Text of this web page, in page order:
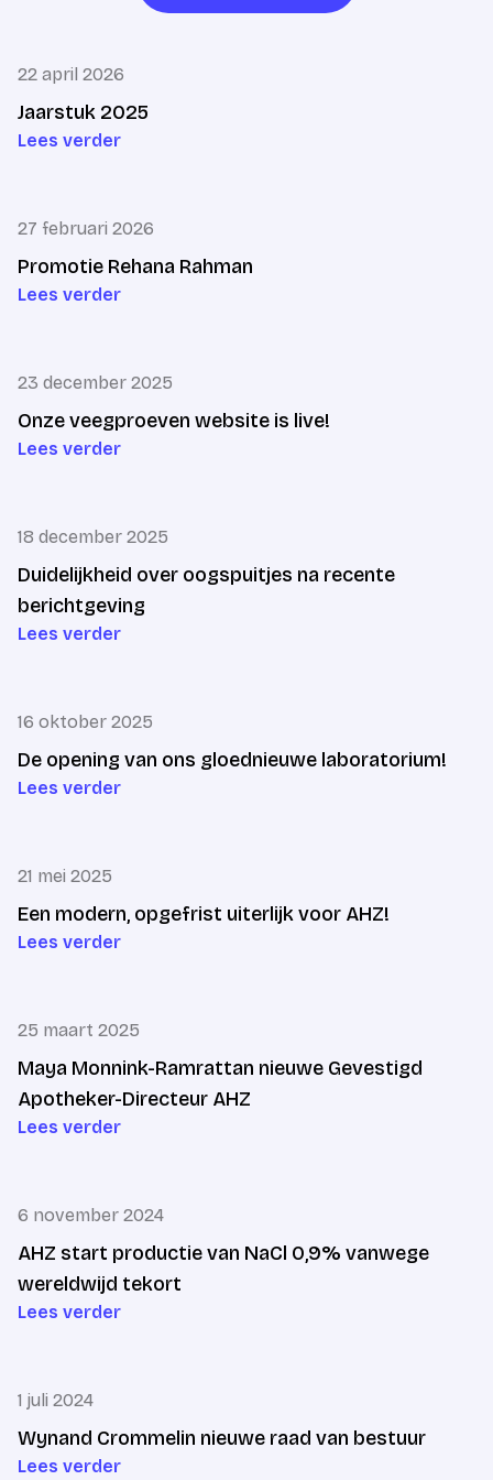
Start met filteren
22 april 2026
Jaarstuk 2025
Lees verder
27 februari 2026
Promotie Rehana Rahman
Lees verder
23 december 2025
Onze veegproeven website is live!
Lees verder
18 december 2025
Duidelijkheid over oogspuitjes na recente
berichtgeving
Lees verder
16 oktober 2025
De opening van ons gloednieuwe laboratorium!
Lees verder
21 mei 2025
Een modern, opgefrist uiterlijk voor AHZ!
Lees verder
25 maart 2025
Maya Monnink-Ramrattan nieuwe Gevestigd
Apotheker-Directeur AHZ
Lees verder
6 november 2024
AHZ start productie van NaCl 0,9% vanwege
wereldwijd tekort
Lees verder
1 juli 2024
Wynand Crommelin nieuwe raad van bestuur
Lees verder